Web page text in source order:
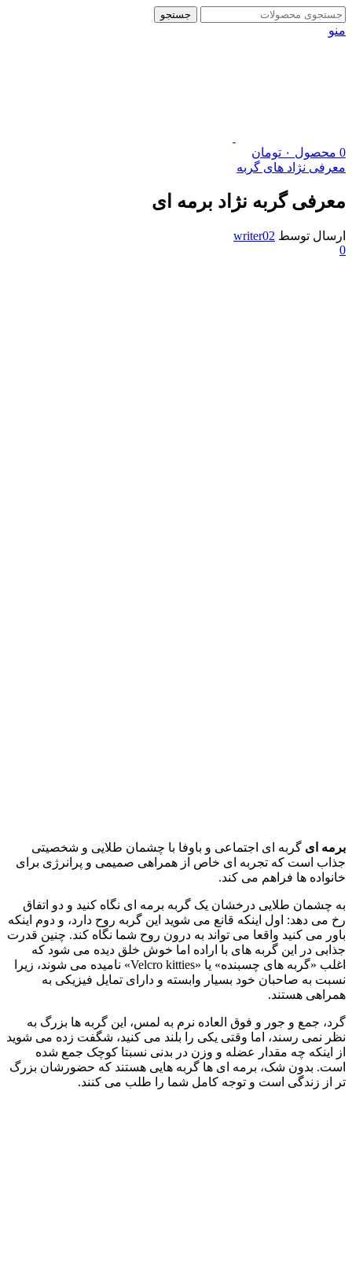
جستجو
منو
0 محصول ۰ تومان
معرفی نژاد های گربه
معرفی گربه نژاد برمه ای
ارسال توسط writer02
0
برمه‌ ای گربه ای اجتماعی و باوفا با چشمان طلایی و شخصیتی
جذاب است که تجربه‌ ای خاص از همراهی صمیمی و پرانرژی برای
خانواده ها فراهم می‌ کند.
به چشمان طلایی درخشان یک گربه برمه ای نگاه کنید و دو اتفاق
رخ می‌ دهد: اول اینکه قانع می‌ شوید این گربه روح دارد، و دوم اینکه
باور می‌ کنید واقعا می‌ تواند به درون روح شما نگاه کند. چنین قدرت
جذابی در این گربه‌ های با اراده اما خوش‌ خلق دیده می‌ شود که
اغلب «گربه‌ های چسبنده» یا «Velcro kitties» نامیده می‌ شوند، زیرا
نسبت به صاحبان خود بسیار وابسته و دارای تمایل فیزیکی به
همراهی هستند.
گرد، جمع‌ و جور و فوق‌ العاده نرم به لمس، این گربه‌ ها بزرگ به
نظر نمی‌ رسند، اما وقتی یکی را بلند می‌ کنید، شگفت‌ زده می‌ شوید
از اینکه چه مقدار عضله و وزن در بدنی نسبتا کوچک جمع شده
است. بدون شک، برمه ای ها گربه‌ هایی هستند که حضورشان بزرگ‌
تر از زندگی است و توجه کامل شما را طلب می‌ کنند.